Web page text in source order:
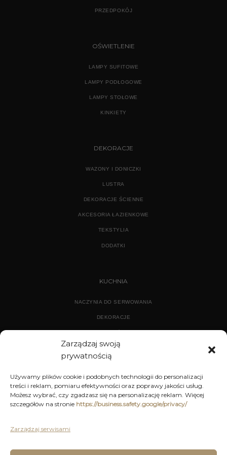
Zarządzaj swoją
prywatnością
Używamy plików cookie i podobnych technologii do personalizacji
treści i reklam, pomiaru efektywności oraz poprawy jakości usług.
Możesz wybrać, czy zgadzasz się na personalizację reklam. Więcej
szczegółów na stronie https://business.safety.google/privacy/
Zarządzaj serwisami
PRZEDPOKÓJ
OŚWIETLENIE
LAMPY SUFITOWE
LAMPY PODŁOGOWE
LAMPY STOŁOWE
KINKIETY
DEKORACJE
WAZONY I DONICZKI
LUSTRA
DEKORACJE ŚCIENNE
AKCESORIA ŁAZIENKOWE
TEKSTYLIA
DODATKI
KUCHNIA
NACZYNIA DO SERWOWANIA
DEKORACJE
DEKORACJE
KUCHNIA